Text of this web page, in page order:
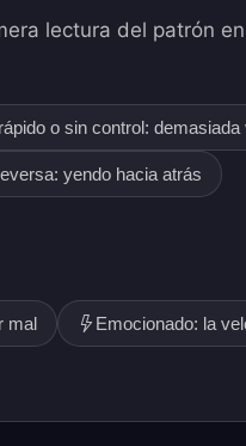
lectura del patrón
o sin control: demasiada
yendo hacia atrás
mal Emocionado: la